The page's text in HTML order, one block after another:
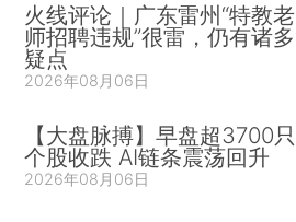
火线评论｜广东雷州“特教老
师招聘违规”很雷，仍有诸多
疑点
2026年08月06日
【大盘脉搏】早盘超3700只
个股收跌 AI链条震荡回升
2026年08月06日